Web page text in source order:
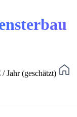
Jahr (geschätzt)